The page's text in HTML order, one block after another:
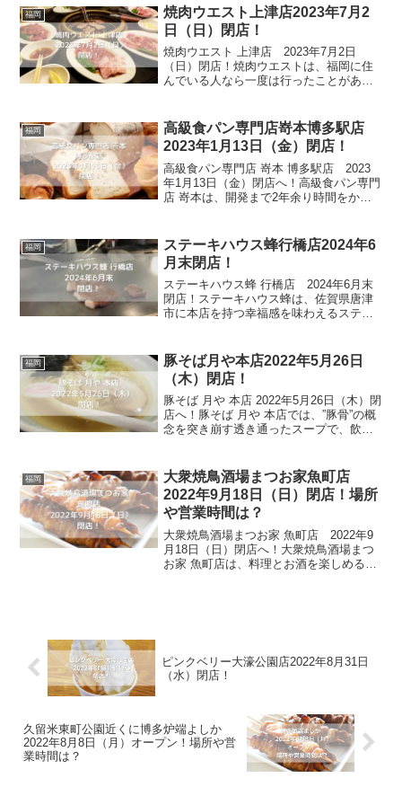
で、いつ行っても作りたての温かいご飯
を食べることが...
福岡
焼肉ウエスト上津店2023年7月2
日（日）閉店！
焼肉ウエスト 上津店 2023年7月2日
（日）閉店！焼肉ウエストは、福岡に住
んでいる人なら一度は行ったことがある
間と色々なタイプがあるので、いつ行っ
ても利用しやすいお店...
福岡
高級食パン専門店嵜本博多駅店
2023年1月13日（金）閉店！
高級食パン専門店 嵜本 博多駅店 2023
年1月13日（金）閉店へ！高級食パン専門
店 嵜本は、開発まで2年余り時間をかけ
ける香りの豊かさ、香ばしさ、口の中に
残る余韻があ...
福岡
ステーキハウス蜂行橋店2024年6
月末閉店！
ステーキハウス蜂 行橋店 2024年6月末
閉店！ステーキハウス蜂は、佐賀県唐津
市に本店を持つ幸福感を味わえるステー
め、テーブル席や個室が用意され、用途
に応じて利用しやす...
福岡
豚そば月や本店2022年5月26日
（木）閉店！
豚そば 月や 本店 2022年5月26日（木）閉
店へ！豚そば 月や 本店では、”豚骨”の概
念を突き崩す透き通ったスープで、飲ん
処理と調理法があってこそ生まれる豚骨
100...
福岡
大衆焼鳥酒場まつお家魚町店
2022年9月18日（日）閉店！場所
や営業時間は？
大衆焼鳥酒場まつお家 魚町店 2022年9
月18日（日）閉店へ！大衆焼鳥酒場まつ
お家 魚町店は、料理とお酒を楽しめるお
ピンクベリー大濠公園店2022年8月31日
（水）閉店！
久留米東町公園近くに博多炉端よしか
2022年8月8日（月）オープン！場所や営
業時間は？